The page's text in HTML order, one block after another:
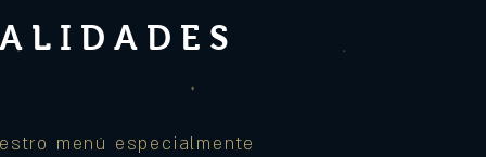
menú especialmente